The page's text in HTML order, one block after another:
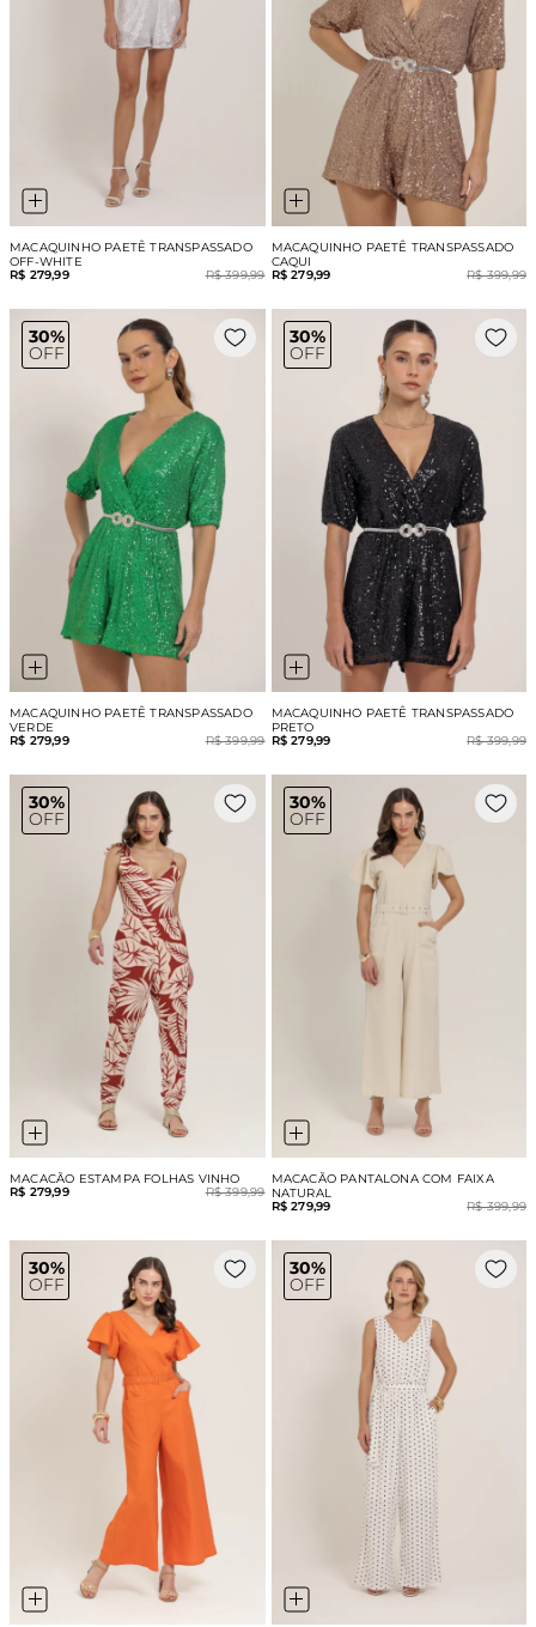
MACAQUINHO PAETÊ TRANSPASSADO
OFF-WHITE
R$ 279,99
R$ 399,99
MACAQUINHO PAETÊ TRANSPASSADO
CAQUI
R$ 279,99
R$ 399,99
30%
OFF
MACAQUINHO PAETÊ TRANSPASSADO
VERDE
R$ 279,99
R$ 399,99
30%
OFF
MACAQUINHO PAETÊ TRANSPASSADO
PRETO
R$ 279,99
R$ 399,99
30%
OFF
MACACÃO ESTAMPA FOLHAS VINHO
R$ 279,99
R$ 399,99
30%
OFF
MACACÃO PANTALONA COM FAIXA
NATURAL
R$ 279,99
R$ 399,99
30%
OFF
30%
OFF